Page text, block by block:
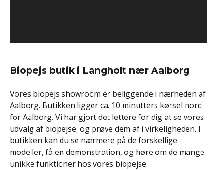
Biopejs butik i Langholt nær Aalborg
Vores biopejs showroom er beliggende i nærheden af
Aalborg. Butikken ligger ca. 10 minutters kørsel nord
for Aalborg. Vi har gjort det lettere for dig at se vores
udvalg af biopejse, og prøve dem af i virkeligheden. I
butikken kan du se nærmere på de forskellige
modeller, få en demonstration, og høre om de mange
unikke funktioner hos vores biopejse.